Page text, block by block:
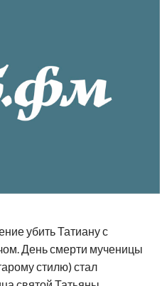
убить Татиану с
День смерти мученицы
стилю) стал